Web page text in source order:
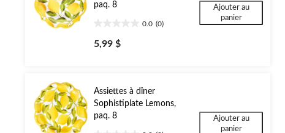
paq. 8
0.0 (0)
étoile(s)
5,99 $
Ajouter au
panier
Assiettes à dîner
Sophistiplate Lemons,
paq. 8
Ajouter au
panier